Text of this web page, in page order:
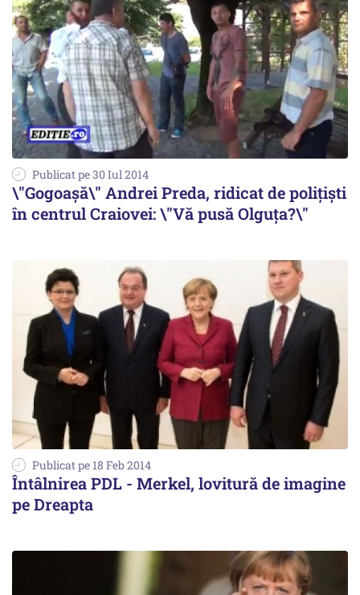
Publicat pe 30 Iul 2014
\"Gogoașă\" Andrei Preda, ridicat de polițiști
în centrul Craiovei: \"Vă pusă Olguța?\"
Publicat pe 18 Feb 2014
Întâlnirea PDL - Merkel, lovitură de imagine
pe Dreapta